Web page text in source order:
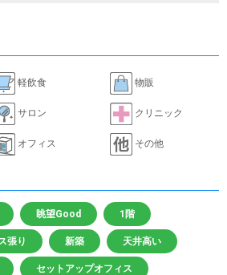
軽飲食 物販
サロン クリニック
オフィス その他
眺望Good 1階
張り 新築 天井高い
セットアップオフィス